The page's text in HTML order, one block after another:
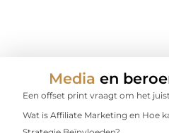
Media en
Een offset print vraagt om het
Wat is Affiliate Marketing en Hoe